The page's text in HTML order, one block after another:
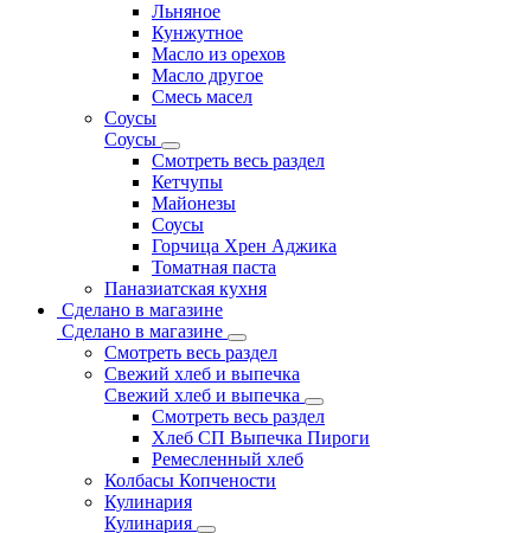
Льняное
Кунжутное
Масло из орехов
Масло другое
Смесь масел
Соусы
Соусы
Смотреть весь раздел
Кетчупы
Майонезы
Соусы
Горчица Хрен Аджика
Томатная паста
Паназиатская кухня
Сделано в магазине
Сделано в магазине
Смотреть весь раздел
Свежий хлеб и выпечка
Свежий хлеб и выпечка
Смотреть весь раздел
Хлеб СП Выпечка Пироги
Ремесленный хлеб
Колбасы Копчености
Кулинария
Кулинария